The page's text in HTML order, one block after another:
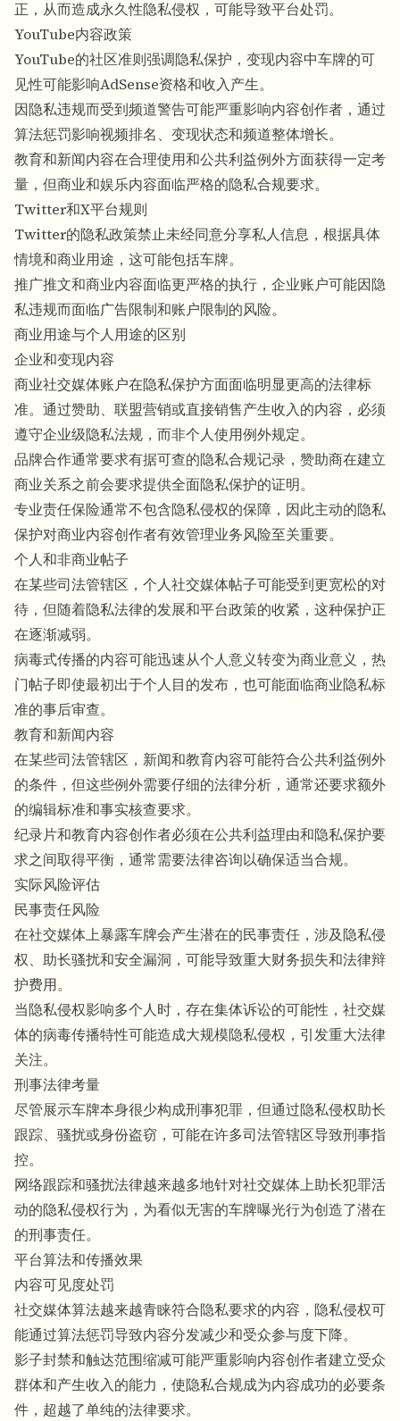
正，从而造成永久性隐私侵权，可能导致平台处罚。
YouTube内容政策
YouTube的社区准则强调隐私保护，变现内容中车牌的可
见性可能影响AdSense资格和收入产生。
因隐私违规而受到频道警告可能严重影响内容创作者，通过
算法惩罚影响视频排名、变现状态和频道整体增长。
教育和新闻内容在合理使用和公共利益例外方面获得一定考
量，但商业和娱乐内容面临严格的隐私合规要求。
Twitter和X平台规则
Twitter的隐私政策禁止未经同意分享私人信息，根据具体
情境和商业用途，这可能包括车牌。
推广推文和商业内容面临更严格的执行，企业账户可能因隐
私违规而面临广告限制和账户限制的风险。
商业用途与个人用途的区别
企业和变现内容
商业社交媒体账户在隐私保护方面面临明显更高的法律标
准。通过赞助、联盟营销或直接销售产生收入的内容，必须
遵守企业级隐私法规，而非个人使用例外规定。
品牌合作通常要求有据可查的隐私合规记录，赞助商在建立
商业关系之前会要求提供全面隐私保护的证明。
专业责任保险通常不包含隐私侵权的保障，因此主动的隐私
保护对商业内容创作者有效管理业务风险至关重要。
个人和非商业帖子
在某些司法管辖区，个人社交媒体帖子可能受到更宽松的对
待，但随着隐私法律的发展和平台政策的收紧，这种保护正
在逐渐减弱。
病毒式传播的内容可能迅速从个人意义转变为商业意义，热
门帖子即使最初出于个人目的发布，也可能面临商业隐私标
准的事后审查。
教育和新闻内容
在某些司法管辖区，新闻和教育内容可能符合公共利益例外
的条件，但这些例外需要仔细的法律分析，通常还要求额外
的编辑标准和事实核查要求。
纪录片和教育内容创作者必须在公共利益理由和隐私保护要
求之间取得平衡，通常需要法律咨询以确保适当合规。
实际风险评估
民事责任风险
在社交媒体上暴露车牌会产生潜在的民事责任，涉及隐私侵
权、助长骚扰和安全漏洞，可能导致重大财务损失和法律辩
护费用。
当隐私侵权影响多个人时，存在集体诉讼的可能性，社交媒
体的病毒传播特性可能造成大规模隐私侵权，引发重大法律
关注。
刑事法律考量
尽管展示车牌本身很少构成刑事犯罪，但通过隐私侵权助长
跟踪、骚扰或身份盗窃，可能在许多司法管辖区导致刑事指
控。
网络跟踪和骚扰法律越来越多地针对社交媒体上助长犯罪活
动的隐私侵权行为，为看似无害的车牌曝光行为创造了潜在
的刑事责任。
平台算法和传播效果
内容可见度处罚
社交媒体算法越来越青睐符合隐私要求的内容，隐私侵权可
能通过算法惩罚导致内容分发减少和受众参与度下降。
影子封禁和触达范围缩减可能严重影响内容创作者建立受众
群体和产生收入的能力，使隐私合规成为内容成功的必要条
件，超越了单纯的法律要求。